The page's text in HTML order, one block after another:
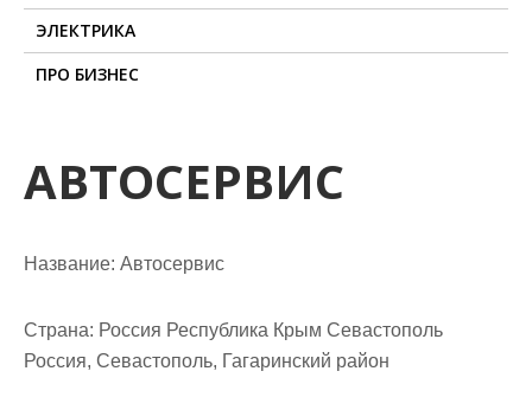
ЭЛЕКТРИКА
ПРО БИЗНЕС
АВТОСЕРВИС
Название: Автосервис
Страна: Россия Республика Крым Севастополь
Россия, Севастополь, Гагаринский район